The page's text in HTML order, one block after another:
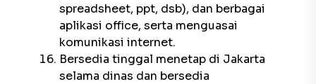
spreadsheet, ppt, dsb), dan berbagai
aplikasi office, serta menguasai
komunikasi internet.
Bersedia tinggal menetap di Jakarta
selama dinas dan bersedia